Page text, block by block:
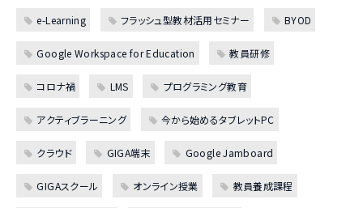
e-Learning フラッシュ型教材活用セミナー BYOD
Google Workspace for Education 教員研修
コロナ禍 LMS プログラミング教育
アクティブラーニング 今から始めるタブレットPC
クラウド GIGA端末 Google Jamboard
GIGAスクール オンライン授業 教員養成課程